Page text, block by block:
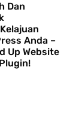
Dan
Anda –
Up Website